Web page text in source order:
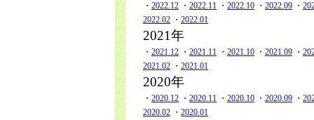
・ 2022.12 ・ 2022.11 ・ 2022.10 ・ 2022.09 ・
2022.02 ・ 2022.01
2021年
・ 2021.12 ・ 2021.11 ・ 2021.10 ・ 2021.09 ・
2021.02 ・ 2021.01
2020年
・ 2020.12 ・ 2020.11 ・ 2020.10 ・ 2020.09 ・
2020.02 ・ 2020.01